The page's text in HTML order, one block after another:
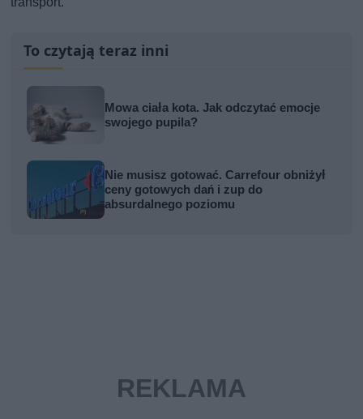
To czytają teraz inni
Mowa ciała kota. Jak odczytać emocje
swojego pupila?
Nie musisz gotować. Carrefour obniżył
ceny gotowych dań i zup do
absurdalnego poziomu